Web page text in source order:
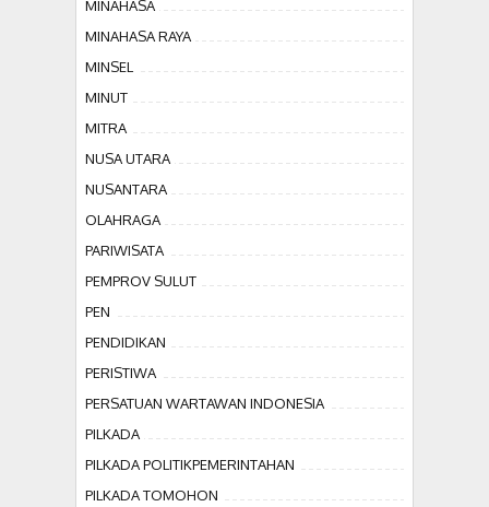
MINAHASA
MINAHASA RAYA
MINSEL
MINUT
MITRA
NUSA UTARA
NUSANTARA
OLAHRAGA
PARIWISATA
PEMPROV SULUT
PEN
PENDIDIKAN
PERISTIWA
PERSATUAN WARTAWAN INDONESIA
PILKADA
PILKADA POLITIKPEMERINTAHAN
PILKADA TOMOHON